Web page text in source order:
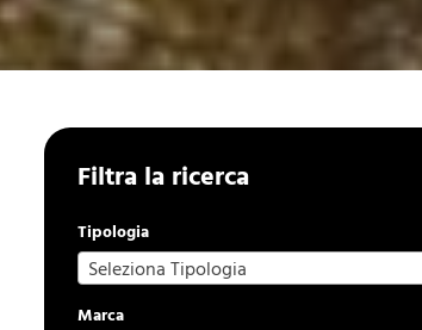
Filtra la ricerca
Tipologia
Seleziona Tipologia
Marca